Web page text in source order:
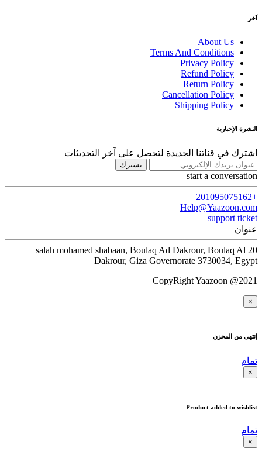
آخر
About Us
Terms And Conditions
Privacy Policy
Refund Policy
Return Policy
Cancellation Policy
Shipping Policy
النشرة الإخبارية
اشترك في قناتنا الجديدة لتحصل على آخر التحديثات
يشترك
start a conversation
+201095075162
Help@Yaazoon.com
support ticket
عنوان
20 salah mohamed shabaan, Boulaq Ad Dakrour, Boulaq Al
Dakrour, Giza Governorate 3730034, Egypt
CopyRight Yaazoon @2021
×
إنتهى من المخزن
تمام
×
Product added to wishlist
تمام
×